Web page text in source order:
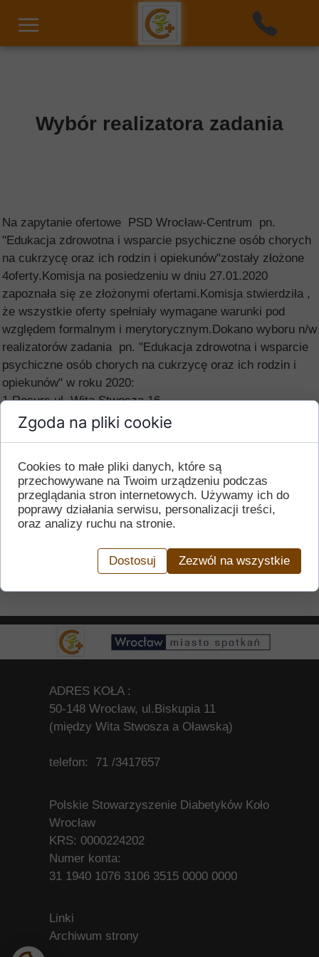
Wybór realizatora zadania
Na zapytanie ofertowe PSD Wrocław-Centrum pn.
"Edukacja zdrowotna i wsparcie psychiczne osób chorych
na cukrzycę oraz ich rodzin i opiekunów"zostały złożone
4oferty.Komisja na posiedzeniu w dniu 27.01.2020
zapoznała się ze złożonymi ofertami.Komisja stwierdziła ,
że wszystkie oferty spełniały wymagane warunki pod
względem formalnym i merytorycznym.Dokano wyboru n/w
realizatorów zadania pn. "Edukacja zdrowotna i wsparcie
psychiczne osób chorych na cukrzycę oraz ich rodzin i
opiekunów" w roku 2020:
1.Resurs ul. Wita Stwosza 16
2.Saluber ul.Bacciarellego 4b
3.SPA ul.Teatralna 10/12
< Starszy wpis Nowszy wpis >
07 lutego 2020
Linki
Archiwum strony
ADRES KOŁA :
50-148 Wrocław, ul.Biskupia 11
(między Wita Stwosza a Oławską)
telefon: 71 /3417657
Polskie Stowarzyszenie Diabetyków Koło
Wrocław
KRS: 0000224202
Numer konta:
31 1940 1076 3106 3515 0000 0000
Zgoda na pliki cookie
Cookies to małe pliki danych, które są
przechowywane na Twoim urządzeniu podczas
przeglądania stron internetowych. Używamy ich do
poprawy działania serwisu, personalizacji treści,
oraz analizy ruchu na stronie.
Dostosuj Zezwól na wszystkie